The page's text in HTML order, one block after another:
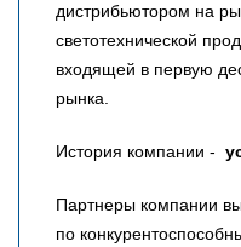
дистрибьютором на
светотехнической
входящей в первую
рынка.
История компании -
Партнеры компании
по